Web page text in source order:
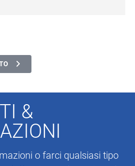
&
o farci qualsiasi tipo